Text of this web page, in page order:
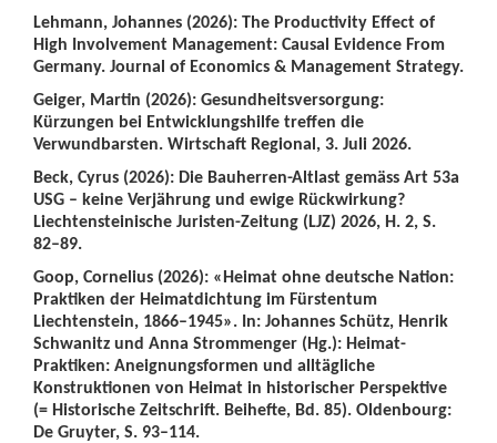
Lehmann, Johannes (2026): The Productivity Effect of
High Involvement Management: Causal Evidence From
Germany. Journal of Economics & Management Strategy.
Geiger, Martin (2026): Gesundheitsversorgung:
Kürzungen bei Entwicklungshilfe treffen die
Verwundbarsten. Wirtschaft Regional, 3. Juli 2026.
Beck, Cyrus (2026): Die Bauherren-Altlast gemäss Art 53a
USG – keine Verjährung und ewige Rückwirkung?
Liechtensteinische Juristen-Zeitung (LJZ) 2026, H. 2, S.
82–89.
Goop, Cornelius (2026): «Heimat ohne deutsche Nation:
Praktiken der Heimatdichtung im Fürstentum
Liechtenstein, 1866–1945». In: Johannes Schütz, Henrik
Schwanitz und Anna Strommenger (Hg.): Heimat-
Praktiken: Aneignungsformen und alltägliche
Konstruktionen von Heimat in historischer Perspektive
(= Historische Zeitschrift. Beihefte, Bd. 85). Oldenbourg:
De Gruyter, S. 93–114.